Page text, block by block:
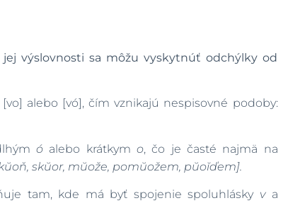
výslovnosti sa môžu vyskytnúť odchýlky od
alebo [vó], čím vznikajú nespisovné podoby:
ó alebo krátkymo, čo je časté najmä na
skŭor, mŭože, pomŭožem, pŭoĭďem].
tam, kde má byť spojenie spoluhlásky va